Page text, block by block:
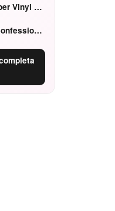
Deborah Super Vinyl Shake Rosa Ciliegia
Hourglass Confession Ricaricabile Ultra Preciso Ad Alta Intensità Secretly Classic Red